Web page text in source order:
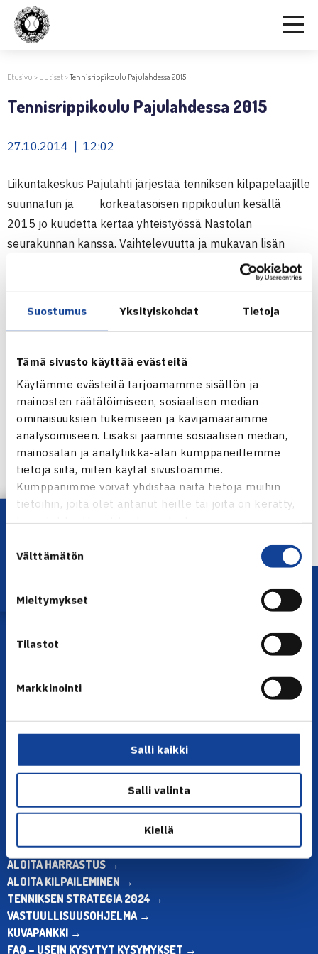
Suostumus Yksityiskohdat Tietoja
Tämä sivusto käyttää evästeitä
Käytämme evästeitä tarjoamamme sisällön ja
mainosten räätälöimiseen, sosiaalisen median
ominaisuuksien tukemiseen ja kävijämäärämme
analysoimiseen. Lisäksi jaamme sosiaalisen median,
mainosalan ja analytiikka-alan kumppaneillemme
tietoja siitä, miten käytät sivustoamme.
Kumppanimme voivat yhdistää näitä tietoja muihin
tietoihin, joita olet antanut heille tai joita on kerätty,
kun olet käyttänyt heidän palvelujaan.
valinta
Välttämätön
Mieltymykset
Tilastot
Markkinointi
Salli kaikki
Salli valinta
Kiellä
Etusivu > Uutiset>Tennisrippikoulu Pajulahdessa 2015
Tennisrippikoulu Pajulahdessa 2015
27.10.2014 | 12:02
Liikuntakeskus Pajulahti järjestää tenniksen kilpapelaajille
suunnatun ja korkeatasoisen rippikoulun kesällä
2015 jo kuudetta kertaa yhteistyössä Nastolan
seurakunnan kanssa. Vaihtelevuutta ja mukavan lisän
monipuolisuusharjoituksista tehdään yhteistyössä
koripalloriparilaisten ja heidän valmentajansa kanssa.
Ilmoittautuminen 14.11.2014 mennessä:
ripari@pajulahti.com
Jaa:
← Edellinen
Seuraava uutinen: Julin ja Kosonen… →
Lataa OmaTennis!
YHTEYSTIEDOT
Olympiastadion, Paavo Nurmen tie 1, 00250 Helsinki
Puh. 010 574 3959
ma-pe klo 10.00-12.00
Muina aikoina olkaa yhteydessä
sähköpostitse: toimisto@tennis.fi
ALOITA HARRASTUS →
ALOITA KILPAILEMINEN →
TENNIKSEN STRATEGIA 2024 →
VASTUULLISUUSOHJELMA →
KUVAPANKKI →
FAQ – USEIN KYSYTYT KYSYMYKSET →